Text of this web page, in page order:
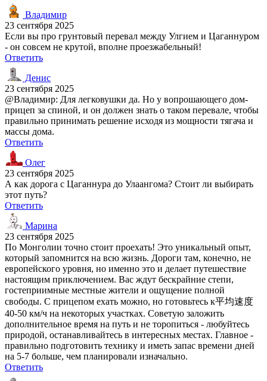
Владимир
23 сентября 2025
Если вы про грунтовый перевал между Улгием и Цаганнуром
- он совсем не крутой, вполне проезжабельный!
Ответить
Денис
23 сентября 2025
@Владимир: Для легковушки да. Но у вопрошающего дом-
прицеп за спиной, и он должен знать о таком перевале, чтобы
правильно принимать решение исходя из мощности тягача и
массы дома.
Ответить
Олег
23 сентября 2025
А как дорога с Цаганнура до Улаангома? Стоит ли выбирать
этот путь?
Ответить
Марина
23 сентября 2025
По Монголии точно стоит проехать! Это уникальный опыт,
который запомнится на всю жизнь. Дороги там, конечно, не
европейского уровня, но именно это и делает путешествие
настоящим приключением. Вас ждут бескрайние степи,
гостеприимные местные жители и ощущение полной
свободы. С прицепом ехать можно, но готовьтесь к平均速度
40-50 км/ч на некоторых участках. Советую заложить
дополнительное время на путь и не торопиться - любуйтесь
природой, останавливайтесь в интересных местах. Главное -
правильно подготовить технику и иметь запас времени дней
на 5-7 больше, чем планировали изначально.
Ответить